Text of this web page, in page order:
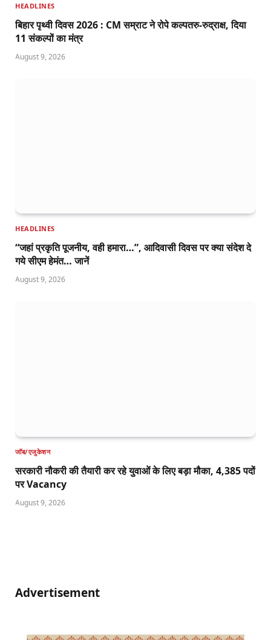
HEADLINES
बिहार पृथ्वी दिवस 2026 : CM सम्राट ने रोपे कल्पतरु-रुद्राक्ष, दिया
11 संकल्पों का मंत्र
August 9, 2026
HEADLINES
“जहां प्रकृति पूजनीय, वही हमारा…”, आदिवासी दिवस पर क्या संदेश दे
गये सीएम हेमंत… जानें
August 9, 2026
जॉब/एजुकेशन
सरकारी नौकरी की तैयारी कर रहे युवाओं के लिए बड़ा मौका, 4,385 पदों
पर Vacancy
August 9, 2026
Advertisement